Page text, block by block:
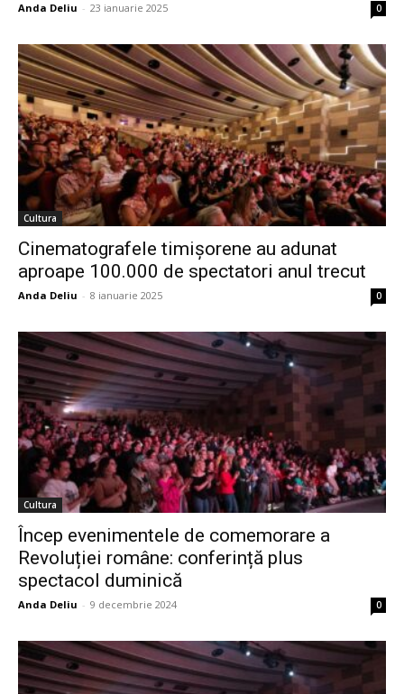
Anda Deliu - 23 ianuarie 2025 0
Cultura
Cinematografele timișorene au adunat
aproape 100.000 de spectatori anul trecut
Anda Deliu - 8 ianuarie 2025 0
Cultura
Încep evenimentele de comemorare a
Revoluției române: conferință plus
spectacol duminică
Anda Deliu - 9 decembrie 2024 0